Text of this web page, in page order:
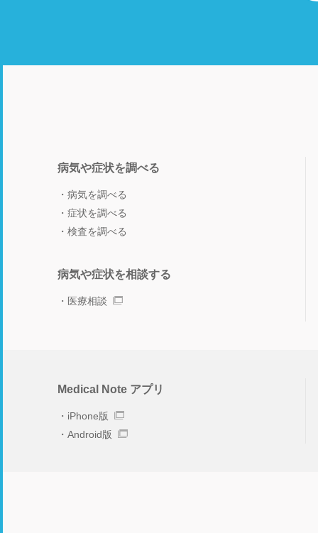
病気や症状を調べる
病気を調べる
症状を調べる
検査を調べる
病気や症状を相談する
医療相談
Medical Note アプリ
iPhone版
Android版